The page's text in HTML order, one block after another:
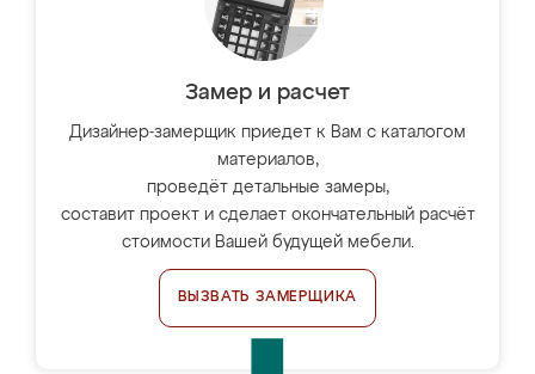
Замер и расчет
Дизайнер-замерщик приедет к Вам с каталогом
материалов,
проведёт детальные замеры,
составит проект и сделает окончательный расчёт
стоимости Вашей будущей мебели.
ВЫЗВАТЬ ЗАМЕРЩИКА